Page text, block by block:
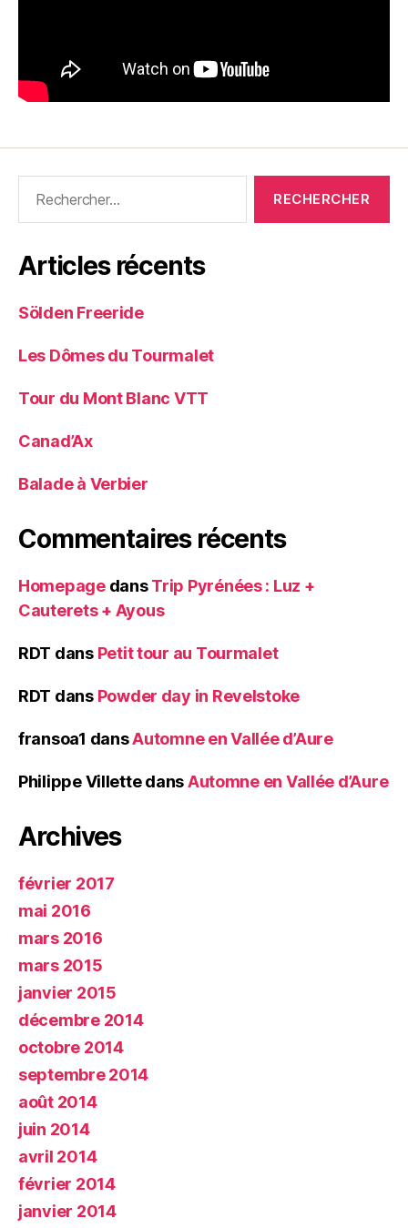
Articles récents
Sölden Freeride
Les Dômes du Tourmalet
Tour du Mont Blanc VTT
Canad’Ax
Balade à Verbier
Commentaires récents
HomepagedansTrip Pyrénées : Luz +
Cauterets + Ayous
RDT dans Petit tour au Tourmalet
RDT dans Powder day in Revelstoke
fransoa1 dansAutomne en Vallée d’Aure
Philippe VillettedansAutomne en Vallée d’Aure
Archives
février 2017
mai 2016
mars 2016
mars 2015
janvier 2015
décembre 2014
octobre 2014
septembre 2014
août 2014
juin 2014
avril 2014
février 2014
janvier 2014